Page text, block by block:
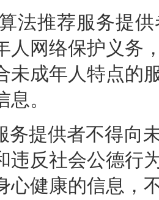
法推荐服务提
人网络保护义务
未成年人特点的
。
务提供者不得向
违反社会公德行
心健康的信息，